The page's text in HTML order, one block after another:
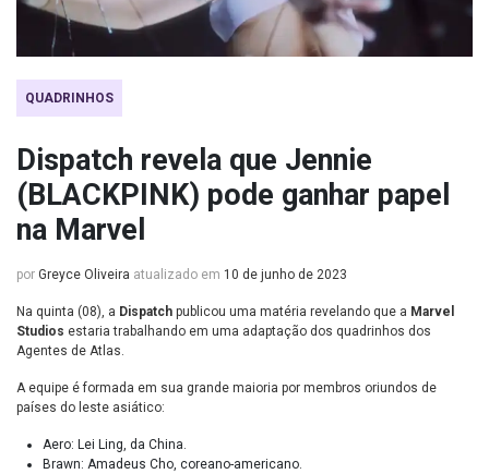
QUADRINHOS
Dispatch revela que Jennie
(BLACKPINK) pode ganhar papel
na Marvel
por Greyce Oliveira atualizado em 10 de junho de 2023
Na quinta (08), a Dispatch publicou uma matéria revelando que a Marvel
Studios estaria trabalhando em uma adaptação dos quadrinhos dos
Agentes de Atlas.
A equipe é formada em sua grande maioria por membros oriundos de
países do leste asiático:
Aero: Lei Ling, da China.
Brawn: Amadeus Cho, coreano-americano.